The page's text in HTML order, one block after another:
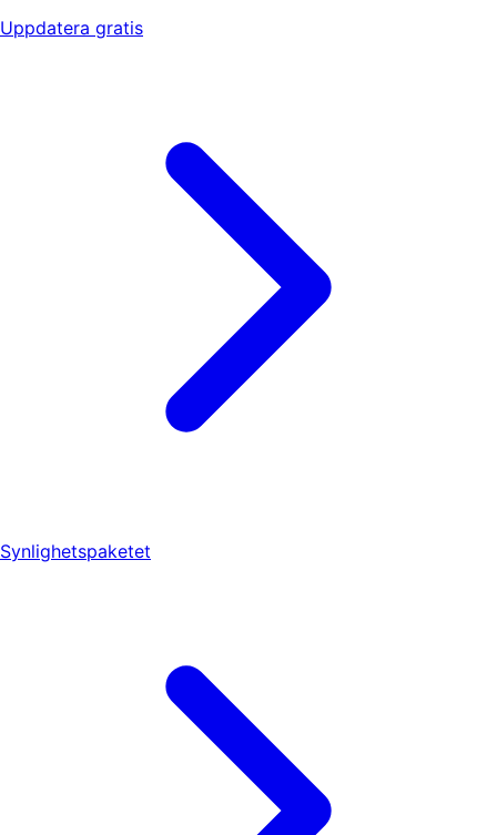
Uppdatera gratis
Synlighetspaketet